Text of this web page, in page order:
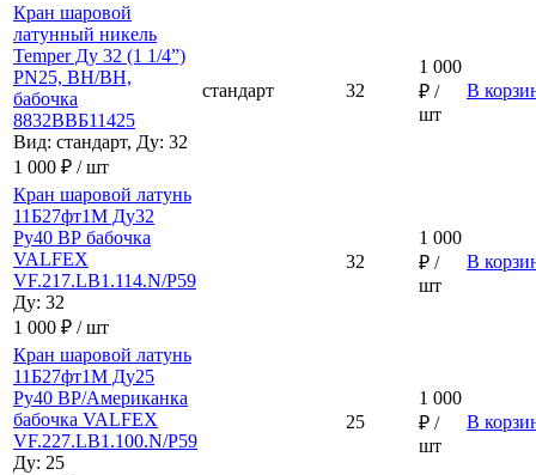
Кран шаровой
латунный никель
Temper Ду 32 (1 1/4”)
PN25, ВН/ВН,
бабочка
8832ВВБ11425
Вид: стандарт, Ду: 32
1 000 ₽ / шт
стандарт 32
1 000
₽ /
шт
В
Кран шаровой латунь
11Б27фт1М Ду32
Ру40 ВР бабочка
VALFEX
VF.217.LB1.114.N/P59
Ду: 32
1 000 ₽ / шт
32
1 000
₽ /
шт
В
Кран шаровой латунь
11Б27фт1М Ду25
Ру40 ВР/Американка
бабочка VALFEX
VF.227.LB1.100.N/P59
Ду: 25
25
1 000
₽ /
шт
В